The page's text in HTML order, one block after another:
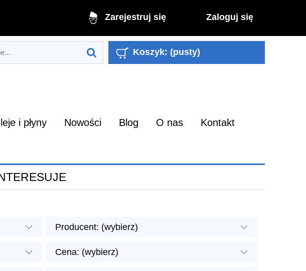
Zarejestruj się Zaloguj się
Koszyk: (pusty)
i płyny Nowości Blog O nas Kontakt
Producent: (wybierz)
Cena: (wybierz)